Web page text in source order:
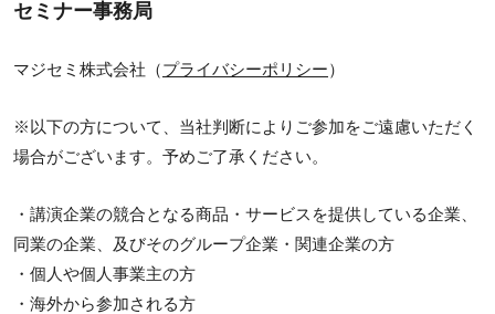
セミナー事務局
マジセミ株式会社（プライバシーポリシー）
※以下の方について、当社判断によりご参加をご遠慮いただく
場合がございます。予めご了承ください。
・講演企業の競合となる商品・サービスを提供している企業、
同業の企業、及びそのグループ企業・関連企業の方
・個人や個人事業主の方
・海外から参加される方